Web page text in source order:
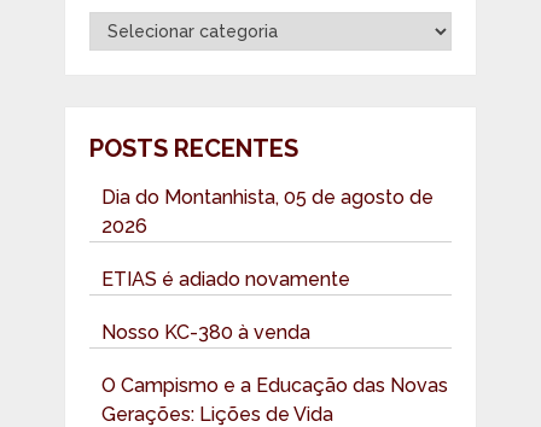
Categorias
POSTS RECENTES
Dia do Montanhista, 05 de agosto de
2026
ETIAS é adiado novamente
Nosso KC-380 à venda
O Campismo e a Educação das Novas
Gerações: Lições de Vida